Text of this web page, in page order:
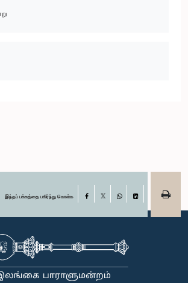
இந்தப் பக்கத்தை பகிர்ந்து கொள்க Facebook